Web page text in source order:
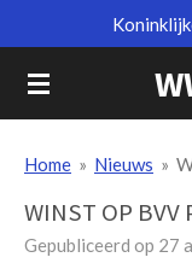
direct
naar
Home » Nieuws »
WINST OP BVV
Gepubliceerd op 27